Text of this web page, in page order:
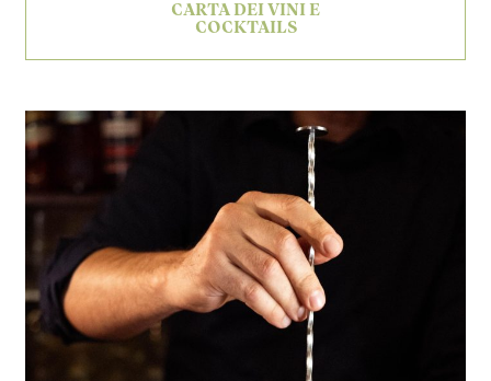
CARTA DEI VINI E
COCKTAILS